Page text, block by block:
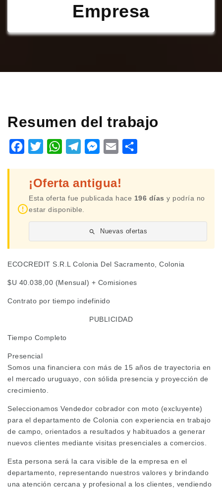
Empresa
Resumen del trabajo
Facebook
TwitterWhatsAppTelegramMessenger
Email
¡Oferta antigua!
Esta oferta fue publicada hace 196 días y podría no
estar disponible.
Nuevas ofertas
ECOCREDIT S.R.L Colonia Del Sacramento, Colonia
$U 40.038,00 (Mensual) + Comisiones
Contrato por tiempo indefinido
PUBLICIDAD
Tiempo Completo
Presencial
Somos una financiera con más de 15 años de trayectoria en
el mercado uruguayo, con sólida presencia y proyección de
crecimiento.
Seleccionamos Vendedor cobrador con moto (excluyente)
para el departamento de Colonia con experiencia en trabajo
de campo, orientados a resultados y habituados a generar
nuevos clientes mediante visitas presenciales a comercios.
Esta persona será la cara visible de la empresa en el
departamento, representando nuestros valores y brindando
una atención cercana y profesional a los clientes, vendiendo